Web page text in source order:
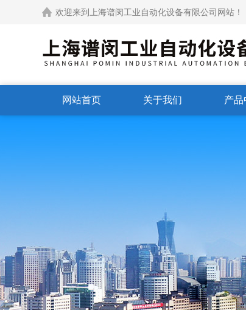
欢迎来到上海谱闵工业自动化设备有限公司网站！
网站首页 关于我们 产品